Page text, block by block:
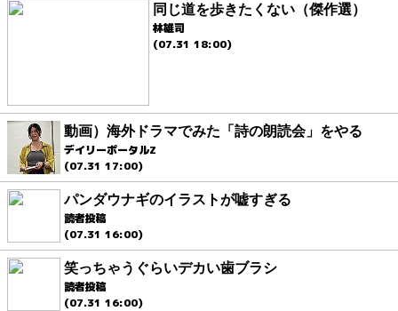
同じ道を歩きたくない（傑作選）
林雄司
(07.31 18:00)
動画）海外ドラマでみた「詩の朗読会」をやる
デイリーポータルZ
(07.31 17:00)
パンダウナギのイラストが嘘すぎる
読者投稿
(07.31 16:00)
笑っちゃうぐらいデカい歯ブラシ
読者投稿
(07.31 16:00)